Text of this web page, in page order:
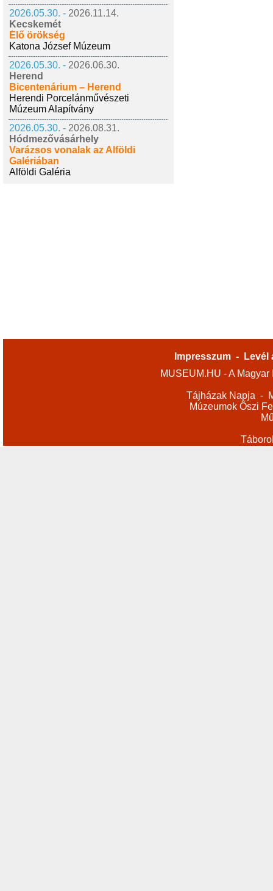
2026.05.30. - 2026.11.14.
Kecskemét
Élő örökség
Katona József Múzeum
2026.05.30. - 2026.06.30.
Herend
Bicentenárium – Herend
Herendi Porcelánművészeti
Múzeum Alapítvány
2026.05.30. - 2026.08.31.
Hódmezővásárhely
Varázsos vonalak az Alföldi
Galériában
Alföldi Galéria
Impresszum -
Levél
MUSEUM.HU - A
Tájházak Napja -
Múzeumok Őszi